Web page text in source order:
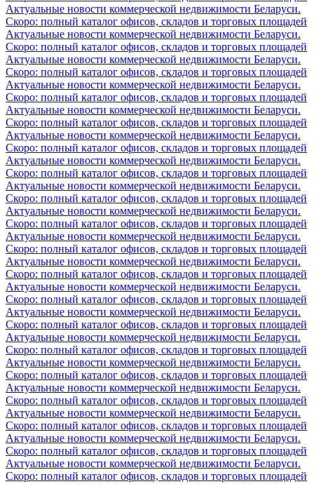
Актуальные новости коммерческой недвижимости Беларуси.
Скоро: полный каталог офисов, складов и торговых площадей
Актуальные новости коммерческой недвижимости Беларуси.
Скоро: полный каталог офисов, складов и торговых площадей
Актуальные новости коммерческой недвижимости Беларуси.
Скоро: полный каталог офисов, складов и торговых площадей
Актуальные новости коммерческой недвижимости Беларуси.
Скоро: полный каталог офисов, складов и торговых площадей
Актуальные новости коммерческой недвижимости Беларуси.
Скоро: полный каталог офисов, складов и торговых площадей
Актуальные новости коммерческой недвижимости Беларуси.
Скоро: полный каталог офисов, складов и торговых площадей
Актуальные новости коммерческой недвижимости Беларуси.
Скоро: полный каталог офисов, складов и торговых площадей
Актуальные новости коммерческой недвижимости Беларуси.
Скоро: полный каталог офисов, складов и торговых площадей
Актуальные новости коммерческой недвижимости Беларуси.
Скоро: полный каталог офисов, складов и торговых площадей
Актуальные новости коммерческой недвижимости Беларуси.
Скоро: полный каталог офисов, складов и торговых площадей
Актуальные новости коммерческой недвижимости Беларуси.
Скоро: полный каталог офисов, складов и торговых площадей
Актуальные новости коммерческой недвижимости Беларуси.
Скоро: полный каталог офисов, складов и торговых площадей
Актуальные новости коммерческой недвижимости Беларуси.
Скоро: полный каталог офисов, складов и торговых площадей
Актуальные новости коммерческой недвижимости Беларуси.
Скоро: полный каталог офисов, складов и торговых площадей
Актуальные новости коммерческой недвижимости Беларуси.
Скоро: полный каталог офисов, складов и торговых площадей
Актуальные новости коммерческой недвижимости Беларуси.
Скоро: полный каталог офисов, складов и торговых площадей
Актуальные новости коммерческой недвижимости Беларуси.
Скоро: полный каталог офисов, складов и торговых площадей
Актуальные новости коммерческой недвижимости Беларуси.
Скоро: полный каталог офисов, складов и торговых площадей
Актуальные новости коммерческой недвижимости Беларуси.
Скоро: полный каталог офисов, складов и торговых площадей